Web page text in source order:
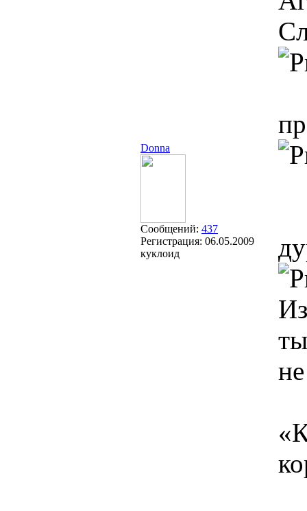
Donna
Сообщений: 437
Регистрация: 06.05.2009
куклоид